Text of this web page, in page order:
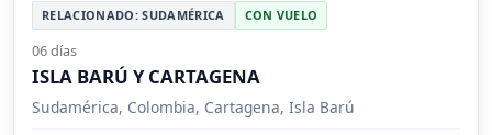
RELACIONADO: SUDAMÉRICA CON VUELO
06 días
ISLA BARÚ Y CARTAGENA
Sudamérica, Colombia, Cartagena, Isla Barú